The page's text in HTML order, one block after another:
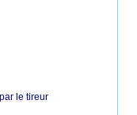
le tireur